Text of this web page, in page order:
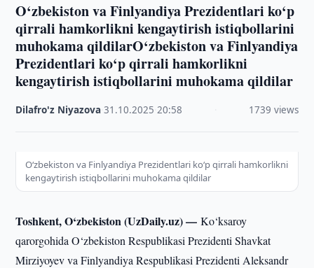
O‘zbekiston va Finlyandiya Prezidentlari ko‘p
qirrali hamkorlikni kengaytirish istiqbollarini
muhokama qildilarO‘zbekiston va Finlyandiya
Prezidentlari ko‘p qirrali hamkorlikni
kengaytirish istiqbollarini muhokama qildilar
Dilafro'z Niyazova ·31.10.2025 ·20:58 1739 views
O‘zbekiston va Finlyandiya Prezidentlari ko‘p qirrali hamkorlikni
kengaytirish istiqbollarini muhokama qildilar
Toshkent, O‘zbekiston (UzDaily.uz) —Ko‘ksaroy
qarorgohida O‘zbekiston Respublikasi Prezidenti Shavkat
Mirziyoyev va Finlyandiya Respublikasi Prezidenti Aleksandr